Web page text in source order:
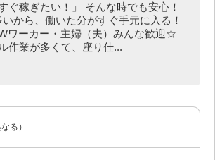
ぐ稼ぎたい！」 そんな時でも安心！
から、働いた分がすぐ手元に入る！
ワーカー・主婦（夫）みんな歓迎☆
作業が多くて、座り仕...
る）